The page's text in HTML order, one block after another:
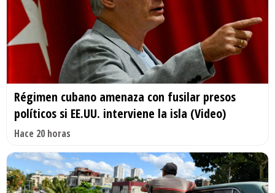
Régimen cubano amenaza con fusilar presos
políticos si EE.UU. interviene la isla (Video)
Hace 20 horas